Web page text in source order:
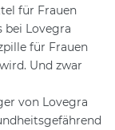
für Frauen
bei Lovegra
für Frauen
Und zwar
von Lovegra